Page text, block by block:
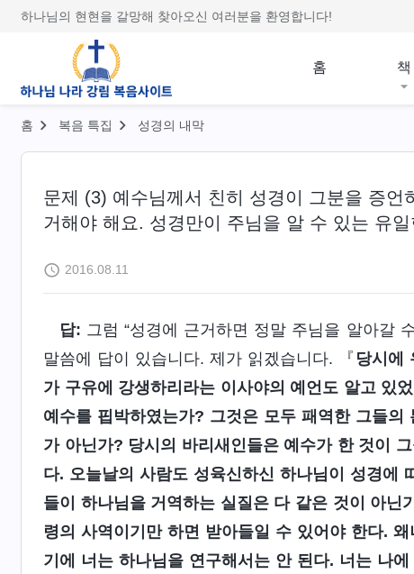
하나님의 현현을 갈망해 찾아오신 여러분을 환영합니다!
홈 책
홈 복음 특집 성경의 내막
문제 (3) 예수님께서 친히 성경이 그분을 증
거해야 해요. 성경만이 주님을 알 수 있는 유
2016.08.11
답: 그럼 “성경에 근거하면 정말 주님을 알아갈
말씀에 답이 있습니다. 제가 읽겠습니다. 『 당시에
가 구유에 강생하리라는 이사야의 예언도 알고 있
예수를 핍박하였는가? 그것은 모두 패역한 그들
가 아닌가? 당시의 바리새인들은 예수가 한 것이
다. 오늘날의 사람도 성육신하신 하나님이 성경에
들이 하나님을 거역하는 실질은 다 같은 것이 아
령의 사역이기만 하면 받아들일 수 있어야 한다.
기에 너는 하나님을 연구해서는 안 된다. 너는 나